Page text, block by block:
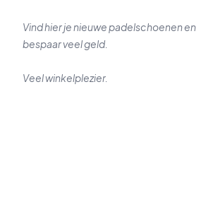
Vind hier je nieuwe padelschoenen en
bespaar veel geld.
Veel winkelplezier.